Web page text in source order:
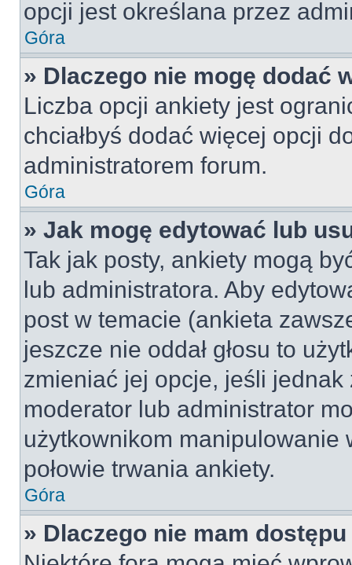
opcji jest określana przez
Góra
» Dlaczego nie mogę dodać
Liczba opcji ankiety jest
chciałbyś dodać więcej opcji
administratorem forum.
Góra
» Jak mogę edytować lub
Tak jak posty, ankiety mogą
lub administratora. Aby
post w temacie (ankieta
jeszcze nie oddał głosu to
zmieniać jej opcje, jeśli jednak
moderator lub administrator
użytkownikom manipulowanie
połowie trwania ankiety.
Góra
» Dlaczego nie mam